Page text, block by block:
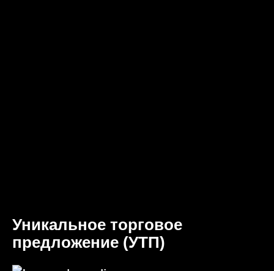
Уникальное торговое
предложение (УТП)